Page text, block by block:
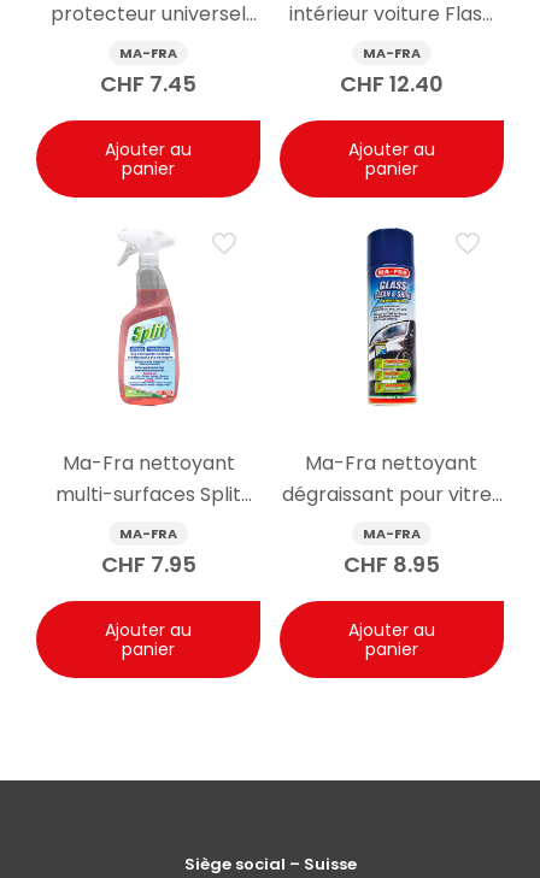
protecteur universel
pour radiateurs Vert
-20 °C 1000 ml
MA-FRA
CHF 7.45
Ajouter au
panier
intérieur voiture Flash
spray 400ml
MA-FRA
CHF 12.40
Ajouter au
panier
Ma-Fra nettoyant
multi-surfaces Split
Dual spray 750 ml
MA-FRA
CHF 7.95
Ajouter au
panier
Ma-Fra nettoyant
dégraissant pour vitres
Glass Clean & Shine
spray 500ml
MA-FRA
CHF 8.95
Ajouter au
panier
Siège social – Suisse